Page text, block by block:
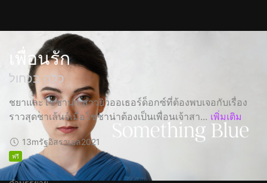
เพื่อนรัก
כלה בכחול
ชยาและโชชาน่า สาวยิวออเธอร์ด็อกซ์ที่ต้องพบเจอกับเรื่อง
ราวสุดชาเล้นจ์เมื่อโชชาน่าต้องเป็นเพื่อนเจ้าสา... เพิ่มเติม
13mรัฐอิสราเอล2021
ฟรี